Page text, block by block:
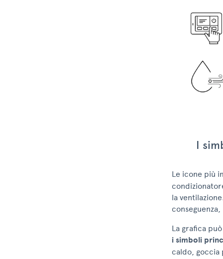
I
Le icone più
la
La grafica
i simboli
caldo, goccia